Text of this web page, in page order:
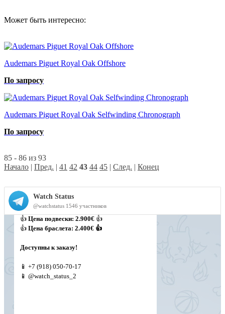
Может быть интересно:
Audemars Piguet Royal Oak Offshore
По запросу
Audemars Piguet Royal Oak Selfwinding Chronograph
По запросу
85 - 86 из 93
Начало | Пред. | 41 42 43 44 45 | След. | Конец